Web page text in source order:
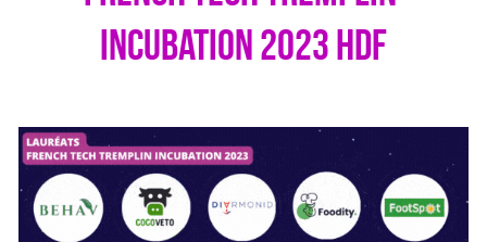
incubation 2023 hdf